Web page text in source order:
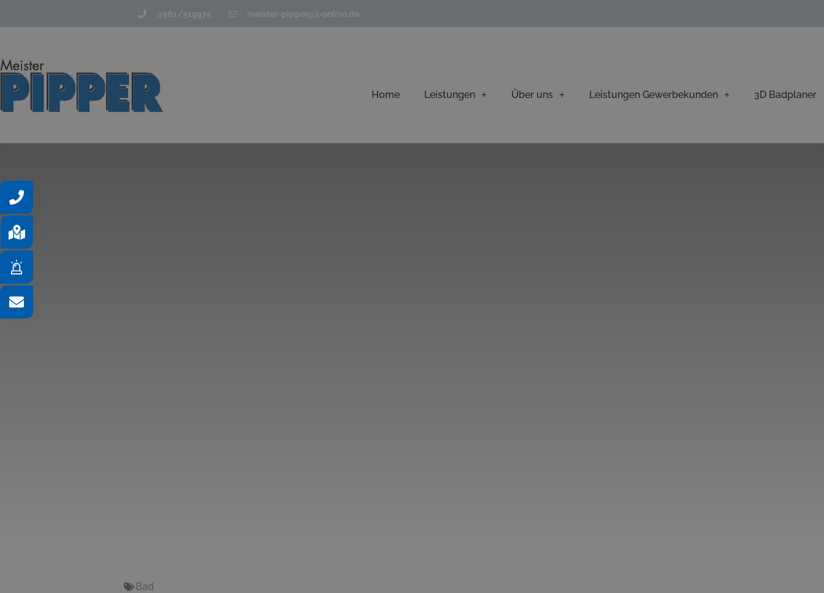
0561/519975 meister-pipper@t-online.de
Home Leistungen Über uns Leistungen Gewerbekunden 3D Badplaner
Bad